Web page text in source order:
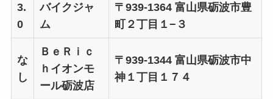
3.
0
バイクジャ
ム
〒939-1364 富山県砺波市豊
町２丁目１−３
な
し
ＢｅＲｉｃ
ｈイオンモ
ール砺波店
〒939-1344 富山県砺波市中
神１丁目１７４